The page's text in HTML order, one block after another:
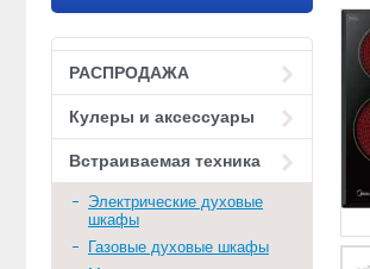
РАСПРОДАЖА
Кулеры и аксессуары
Встраиваемая техника
Электрические духовые
шкафы
Газовые духовые шкафы